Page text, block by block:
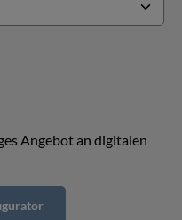
Angebot an digitalen